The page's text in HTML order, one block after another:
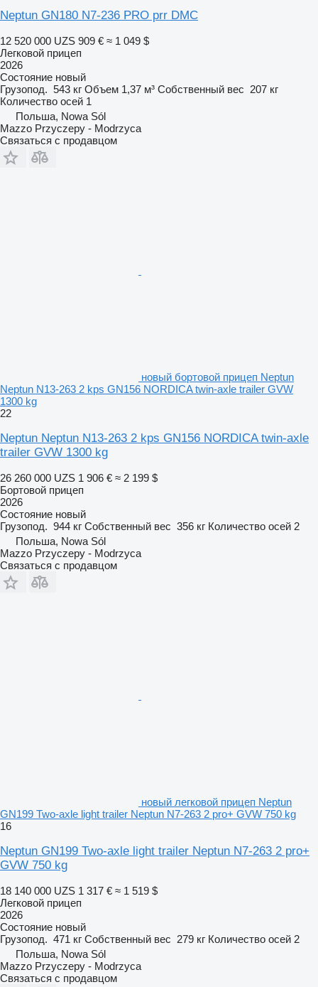
Neptun GN180 N7-236 PRO prr DMC
12 520 000 UZS 909 € ≈ 1 049 $
Легковой прицеп
2026
Состояние новый
Грузопод. 543 кг Объем 1,37 м³ Собственный вес 207 кг
Количество осей 1
Польша, Nowa Sól
Mazzo Przyczepy - Modrzyca
Связаться с продавцом
новый бортовой прицеп Neptun
Neptun N13-263 2 kps GN156 NORDICA twin-axle trailer GVW
1300 kg
22
Neptun Neptun N13-263 2 kps GN156 NORDICA twin-axle
trailer GVW 1300 kg
26 260 000 UZS 1 906 € ≈ 2 199 $
Бортовой прицеп
2026
Состояние новый
Грузопод. 944 кг Собственный вес 356 кг Количество осей 2
Польша, Nowa Sól
Mazzo Przyczepy - Modrzyca
Связаться с продавцом
новый легковой прицеп Neptun
GN199 Two-axle light trailer Neptun N7-263 2 pro+ GVW 750 kg
16
Neptun GN199 Two-axle light trailer Neptun N7-263 2 pro+
GVW 750 kg
18 140 000 UZS 1 317 € ≈ 1 519 $
Легковой прицеп
2026
Состояние новый
Грузопод. 471 кг Собственный вес 279 кг Количество осей 2
Польша, Nowa Sól
Mazzo Przyczepy - Modrzyca
Связаться с продавцом